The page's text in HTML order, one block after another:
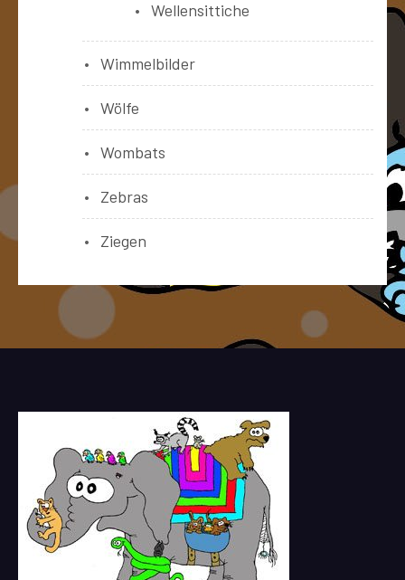
Wellensittiche
Wimmelbilder
Wölfe
Wombats
Zebras
Ziegen